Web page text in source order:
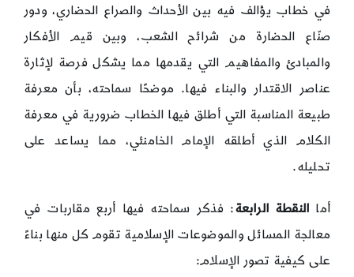
في خطاب يؤالف فيه بين الأحداث والصراع الحضاري، ودور
صنّاع الحضارة من شرائح الشعب، وبين قيم الأفكار
والمبادئ والمفاهيم التي يقدمها مما يشكل فرصة لإثارة
عناصر الاقتدار والبناء فيها. موضحًا سماحته، بأن معرفة
طبيعة المناسبة التي أطلق فيها الخطاب ضرورية في معرفة
الكلام الذي أطلقه الإمام الخامنئي، مما يساعد على
تحليله.
أما النقطة الرابعة: فذكر سماحته فيها أربع مقاربات في
معالجة المسائل والموضوعات الإسلامية تقوم كل منها بناءً
على كيفية تصور الإسلام: